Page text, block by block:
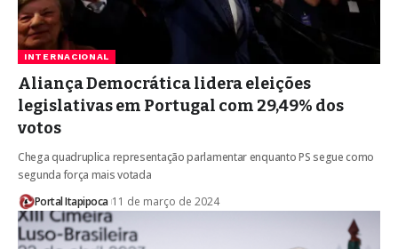
INTERNACIONAL
Aliança Democrática lidera eleições
legislativas em Portugal com 29,49% dos
votos
Chega quadruplica representação parlamentar enquanto PS segue como
segunda força mais votada
Portal Itapipoca 11 de março de 2024